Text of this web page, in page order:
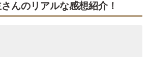
んのリアルな感想紹介！